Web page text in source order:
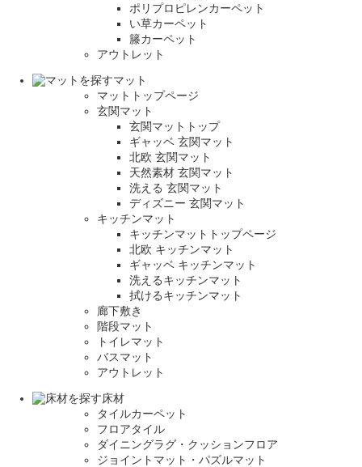
ポリプロピレンカーペット
い草カーペット
籐カーペット
アウトレット
マット
マットトップページ
玄関マット
玄関マットトップ
ギャッベ 玄関マット
北欧 玄関マット
天然素材 玄関マット
洗える 玄関マット
ディズニー 玄関マット
キッチンマット
キッチンマットトップページ
北欧 キッチンマット
ギャッベ キッチンマット
洗えるキッチンマット
拭けるキッチンマット
廊下敷き
階段マット
トイレマット
バスマット
アウトレット
床材
タイルカーペット
フロアタイル
ダイニングラグ・クッションフロア
ジョイントマット・パズルマット